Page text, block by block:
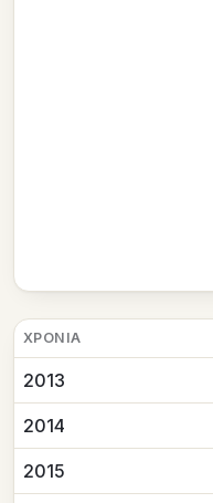
ΧΡΟΝΙΆ
2013
2014
2015